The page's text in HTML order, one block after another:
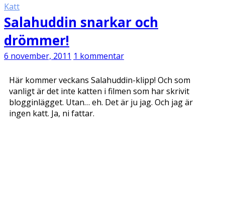
Katt
Salahuddin snarkar och
drömmer!
6 november, 2011 1 kommentar
Här kommer veckans Salahuddin-klipp! Och som
vanligt är det inte katten i filmen som har skrivit
blogginlägget. Utan… eh. Det är ju jag. Och jag är
ingen katt. Ja, ni fattar.